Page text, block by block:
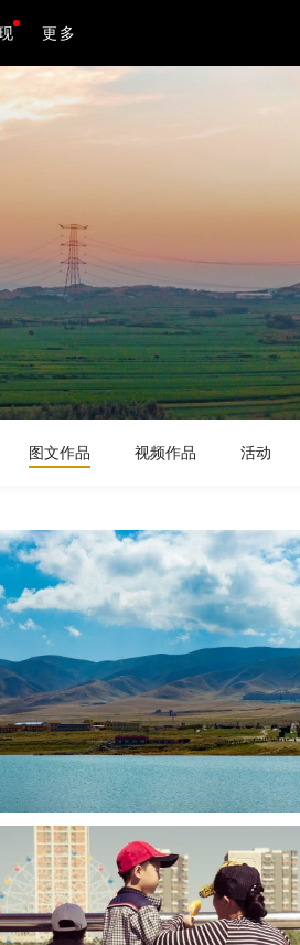
更多
图文作品 视频作品 活动